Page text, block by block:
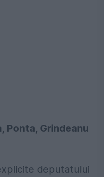
Ponta, Grindeanu
deputatului